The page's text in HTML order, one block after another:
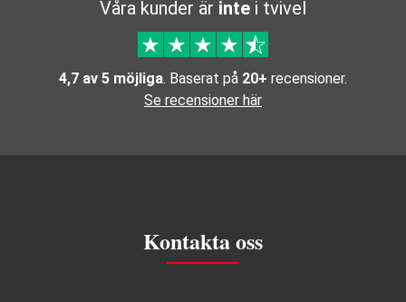
Våra kunder är inte i tvivel
4,7 av 5 möjliga. Baserat på 20+ recensioner.
Se recensioner här
Kontakta oss